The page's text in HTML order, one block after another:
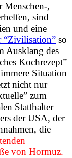
Menschen-,
sind
und eine
“Zivilisation” so
Ausklang des
Kochrezept”
Situation
nicht nur
zum
Statthalter
der USA, der
die
von Hormuz.